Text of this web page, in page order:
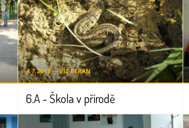
4.7.2019 ― VÍT BERAN
6.A - Škola v přírodě